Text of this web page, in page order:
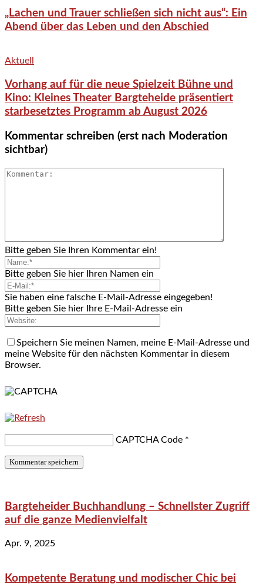
„Lachen und Trauer schließen sich nicht aus“: Ein
Abend über das Leben und den Abschied
Aktuell
Vorhang auf für die neue Spielzeit Bühne und
Kino: Kleines Theater Bargteheide präsentiert
starbesetztes Programm ab August 2026
Kommentar schreiben (erst nach Moderation
sichtbar)
Bitte geben Sie Ihren Kommentar ein!
Bitte geben Sie hier Ihren Namen ein
Sie haben eine falsche E-Mail-Adresse eingegeben!
Bitte geben Sie hier Ihre E-Mail-Adresse ein
Speichern Sie meinen Namen, meine E-Mail-Adresse und
meine Website für den nächsten Kommentar in diesem
Browser.
CAPTCHA Code *
Bargteheider Buchhandlung – Schnellster Zugriff
auf die ganze Medienvielfalt
Apr. 9, 2025
Kompetente Beratung und modischer Chic bei